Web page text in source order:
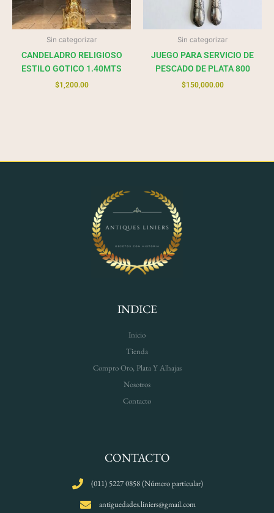
Sin categorizar
CANDELADRO RELIGIOSO
ESTILO GOTICO 1.40MTS
$1,200.00
Sin categorizar
JUEGO PARA SERVICIO DE
PESCADO DE PLATA 800
$150,000.00
INDICE
Inicio
Tienda
Compro Oro, Plata Y Alhajas
Nosotros
Contacto
CONTACTO
(011) 5227 0858 (Número particular)
antiguedades.liniers@gmail.com